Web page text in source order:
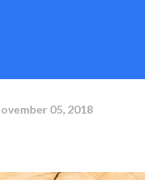
05, 2018